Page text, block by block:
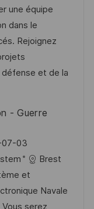
une équipe
dans le
Rejoignez
défense et de la
- Guerre
07-03
Brest
et
Navale
serez